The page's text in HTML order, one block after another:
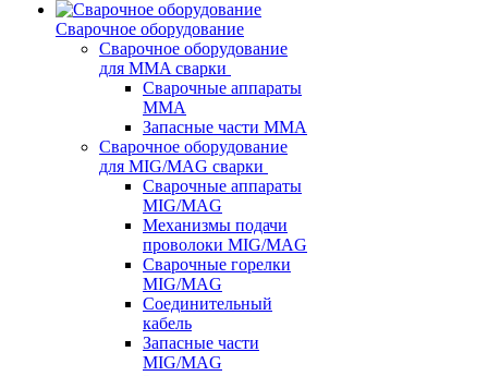
Сварочное оборудование
Сварочное оборудование
для MMA сварки
Сварочные аппараты
MMA
Запасные части MMA
Сварочное оборудование
для MIG/MAG сварки
Сварочные аппараты
MIG/MAG
Механизмы подачи
проволоки MIG/MAG
Сварочные горелки
MIG/MAG
Соединительный
кабель
Запасные части
MIG/MAG